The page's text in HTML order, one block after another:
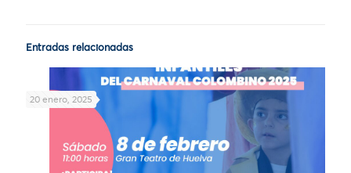
Entradas relacionadas
20 enero, 2025